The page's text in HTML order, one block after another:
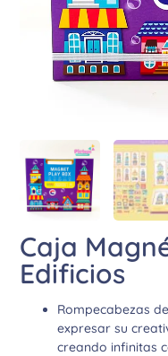
Caja
Edificios
Rompecabezas
expresar su
creando infinitas